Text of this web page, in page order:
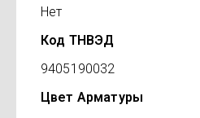
Нет
Код ТНВЭД
9405190032
Цвет Арматуры